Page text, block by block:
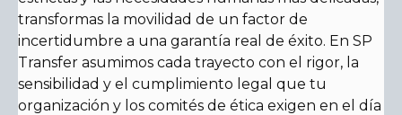
transformas la movilidad de un factor de
incertidumbre a una garantía real de éxito. En SP
Transfer asumimos cada trayecto con el rigor, la
sensibilidad y el cumplimiento legal que tu
organización y los comités de ética exigen en el día